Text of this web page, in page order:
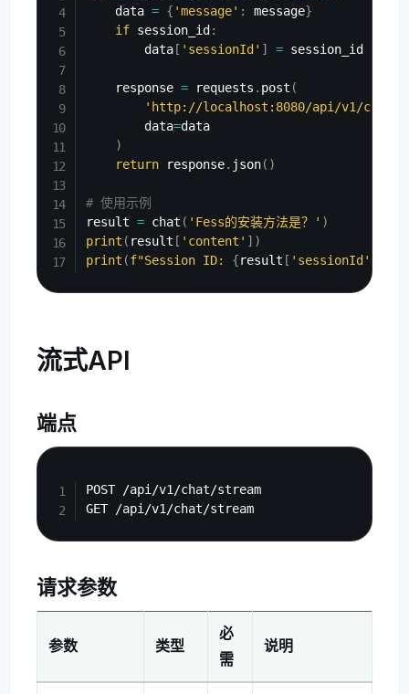
    data
= { 'message' : message}
if session_id :
        data
[ 'sessionId' ] = session_id
    response
= requests . post (
'http://localhost:8080/api/v1/chat'
        data
=data
)
return response. json( )
# 使用示例
result = chat ( 'Fess的安装方法是？' )
print ( result [ 'content' ] )
print (f"Session ID: {result [ 'sessionId'
流式API
端点
POST /api/v1/chat/stream
请求参数
参数 类型
必
需
说明